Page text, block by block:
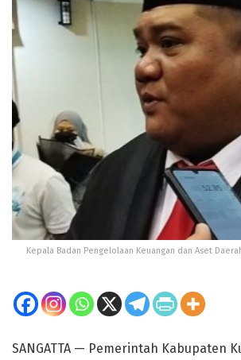
Kepala Badan Pengelolaan Keuangan dan Aset
SANGATTA — Pemerintah Kabupaten